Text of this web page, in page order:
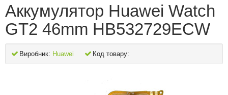
Аккумулятор Huawei Watch
GT2 46mm HB532729ECW
Виробник: Huawei Код товару: